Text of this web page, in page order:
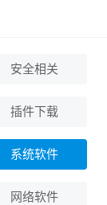
安全相关
插件下载
系统软件
网络软件